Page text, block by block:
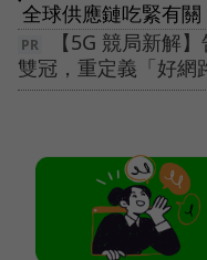
全球供應鏈吃緊有關
【5G 競局新解
雙冠，重定義「好網